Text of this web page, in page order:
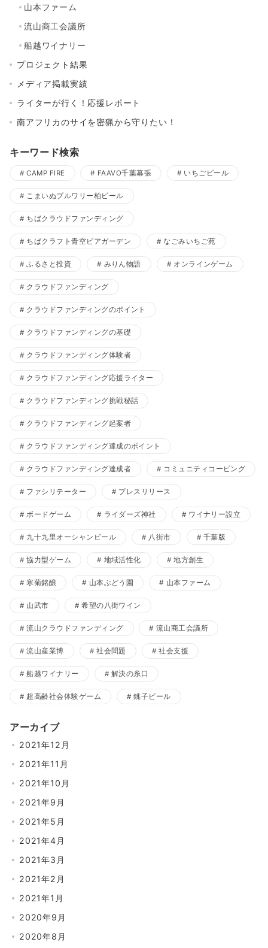
山本ファーム
流山商工会議所
船越ワイナリー
プロジェクト結果
メディア掲載実績
ライターが行く！応援レポート
南アフリカのサイを密猟から守りたい！
キーワード検索
CAMP FIRE FAAVO千葉幕張 いちごビール
こまいぬブルワリー柏ビール
ちばクラウドファンディング
ちばクラフト青空ビアガーデン なごみいちご苑
ふるさと投資 みりん物語 オンラインゲーム
クラウドファンディング
クラウドファンディングのポイント
クラウドファンディングの基礎
クラウドファンディング体験者
クラウドファンディング応援ライター
クラウドファンディング挑戦秘話
クラウドファンディング起案者
クラウドファンディング達成のポイント
クラウドファンディング達成者 コミュニティコーピング
ファシリテーター プレスリリース
ボードゲーム ライダーズ神社 ワイナリー設立
九十九里オーシャンビール 八街市 千葉版
協力型ゲーム 地域活性化 地方創生
寒菊銘醸 山本ぶどう園 山本ファーム
山武市 希望の八街ワイン
流山クラウドファンディング 流山商工会議所
流山産業博 社会問題 社会支援
船越ワイナリー 解決の糸口
超高齢社会体験ゲーム 銚子ビール
アーカイブ
2021年12月
2021年11月
2021年10月
2021年9月
2021年5月
2021年4月
2021年3月
2021年2月
2021年1月
2020年9月
2020年8月